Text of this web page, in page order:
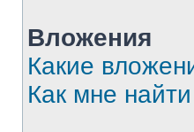
Вложения
Какие
Как мне